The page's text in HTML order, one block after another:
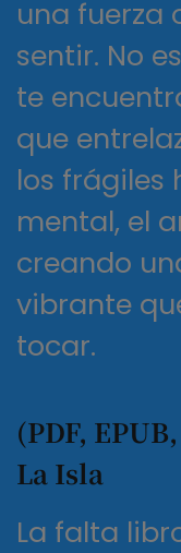
una fuerza
sentir. No
te
que
los frágiles
mental, el
creando
vibrante
tocar.
(PDF,
La Isla
La falta